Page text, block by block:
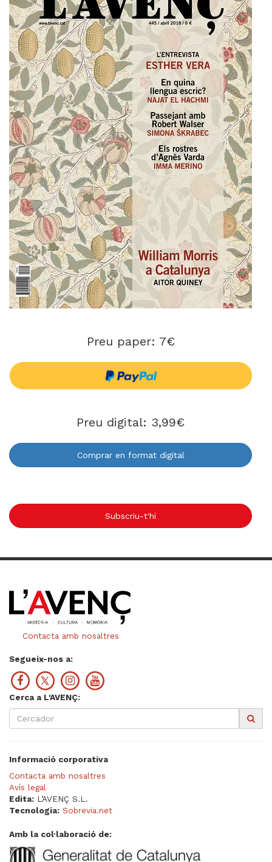
Preu paper: 7€
Preu digital: 3,99€
Comprar en format digital
Subscriu-t'hi
Contacta amb nosaltres
Segueix-nos a:
Cerca a L'AVENÇ:
Informació corporativa
Contacta amb nosaltres
Avís legal
Edita: L’AVENÇ S.L.
Tecnologia: Sobrevia.net
Amb la col·laboració de: